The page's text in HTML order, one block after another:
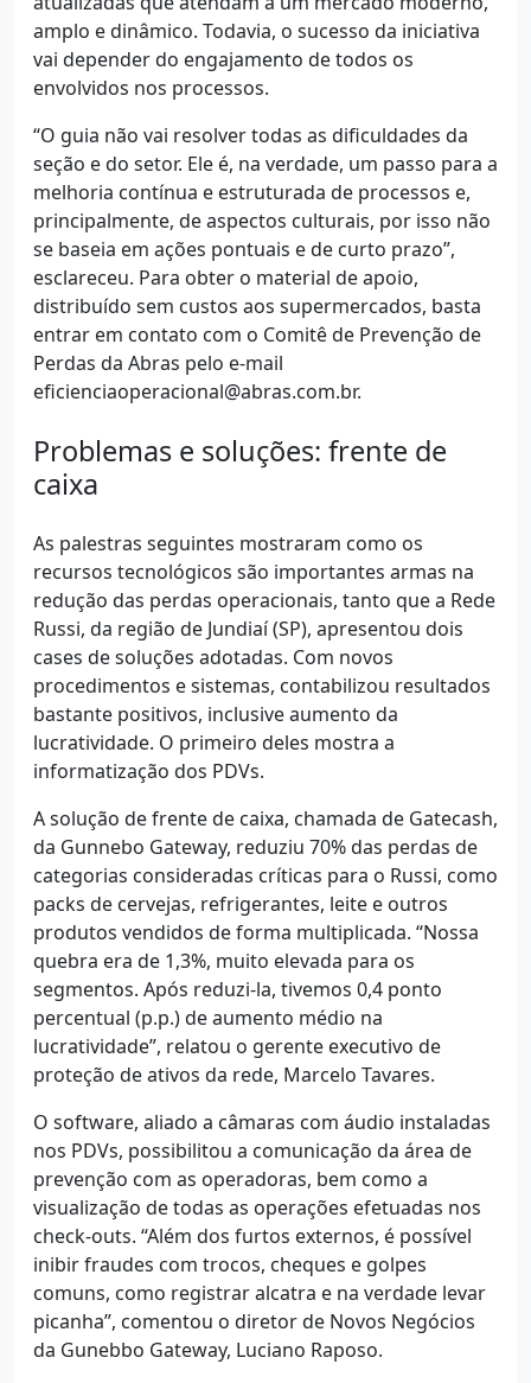
amplo e dinâmico. Todavia, o sucesso da iniciativa
vai depender do engajamento de todos os
envolvidos nos processos.
“O guia não vai resolver todas as dificuldades da
seção e do setor. Ele é, na verdade, um passo para a
melhoria contínua e estruturada de processos e,
principalmente, de aspectos culturais, por isso não
se baseia em ações pontuais e de curto prazo”,
esclareceu. Para obter o material de apoio,
distribuído sem custos aos supermercados, basta
entrar em contato com o Comitê de Prevenção de
Perdas da Abras pelo e-mail
eficienciaoperacional@abras.com.br.
Problemas e soluções: frente de
caixa
As palestras seguintes mostraram como os
recursos tecnológicos são importantes armas na
redução das perdas operacionais, tanto que a Rede
Russi, da região de Jundiaí (SP), apresentou dois
cases de soluções adotadas. Com novos
procedimentos e sistemas, contabilizou resultados
bastante positivos, inclusive aumento da
lucratividade. O primeiro deles mostra a
informatização dos PDVs.
A solução de frente de caixa, chamada de Gatecash,
da Gunnebo Gateway, reduziu 70% das perdas de
categorias consideradas críticas para o Russi, como
packs de cervejas, refrigerantes, leite e outros
produtos vendidos de forma multiplicada. “Nossa
quebra era de 1,3%, muito elevada para os
segmentos. Após reduzi-la, tivemos 0,4 ponto
percentual (p.p.) de aumento médio na
lucratividade”, relatou o gerente executivo de
proteção de ativos da rede, Marcelo Tavares.
O software, aliado a câmaras com áudio instaladas
nos PDVs, possibilitou a comunicação da área de
prevenção com as operadoras, bem como a
visualização de todas as operações efetuadas nos
check-outs. “Além dos furtos externos, é possível
inibir fraudes com trocos, cheques e golpes
comuns, como registrar alcatra e na verdade levar
picanha”, comentou o diretor de Novos Negócios
da Gunebbo Gateway, Luciano Raposo.